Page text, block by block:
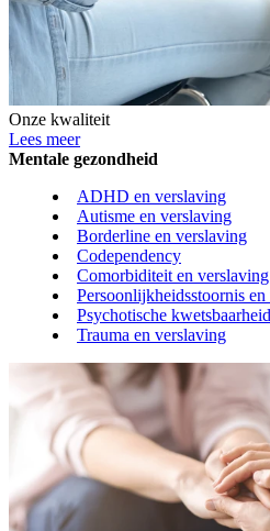
Onze kwaliteit
Lees meer
Mentale gezondheid
ADHD en verslaving
Autisme en verslaving
Borderline en verslaving
Codependency
Comorbiditeit en verslaving
Persoonlijkheidsstoornis
Psychotische
Trauma en verslaving